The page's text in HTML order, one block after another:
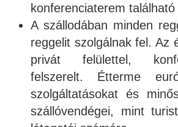
konferenciaterem
A szállodában minden
reggelit szolgálnak fel. Az
privát felülettel,
felszerelt. Étterme
szolgáltatásokat és
szállóvendégei, mint